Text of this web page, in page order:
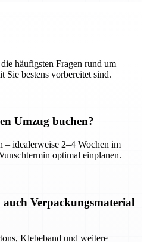
häufigsten Fragen rund um
Sie bestens vorbereitet sind.
Umzug buchen?
– idealerweise 2–4 Wochen im
optimal einplanen.
Verpackungsmaterial
Klebeband und weitere